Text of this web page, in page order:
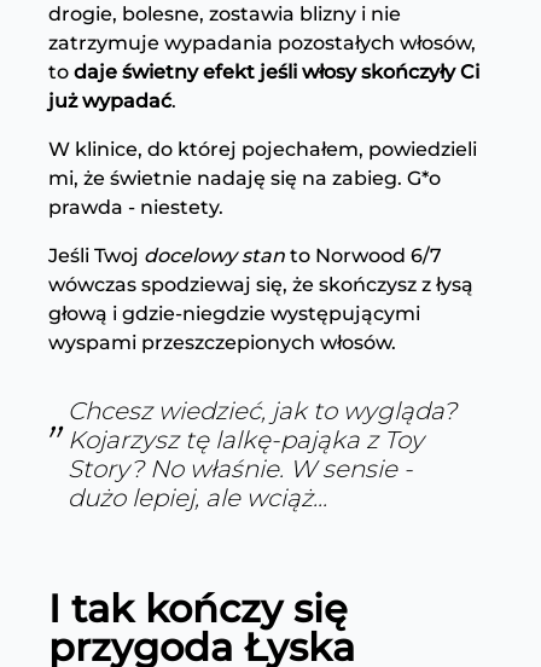
drogie, bolesne, zostawia blizny i nie
zatrzymuje wypadania pozostałych włosów,
to daje świetny efekt jeśli włosy skończyły Ci
już wypadać.
W klinice, do której pojechałem, powiedzieli
mi, że świetnie nadaję się na zabieg. G*o
prawda - niestety.
Jeśli Twoj docelowy stan to Norwood 6/7
wówczas spodziewaj się, że skończysz z łysą
głową i gdzie-niegdzie występującymi
wyspami przeszczepionych włosów.
Chcesz wiedzieć, jak to wygląda?
Kojarzysz tę lalkę-pająka z Toy
Story? No właśnie. W sensie -
dużo lepiej, ale wciąż...
I tak kończy się
przygoda Łyska